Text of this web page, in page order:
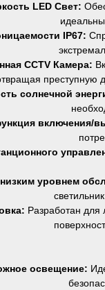
LED Свет:
IP67:
CCTV Камера:
преступную
солнечной
включения/
уровнем
Разработан для
освещение: